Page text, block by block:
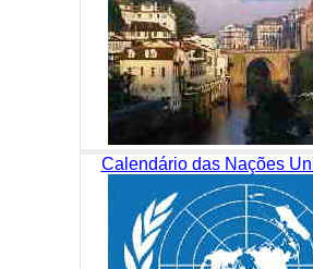
Calendário das Nações